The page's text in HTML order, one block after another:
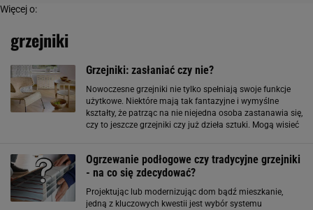
Więcej o:
grzejniki
Grzejniki: zasłaniać czy nie?
Nowoczesne grzejniki nie tylko spełniają swoje funkcje
użytkowe. Niektóre mają tak fantazyjne i wymyślne
kształty, że patrząc na nie niejedna osoba zastanawia się,
czy to jeszcze grzejniki czy już dzieła sztuki. Mogą wisieć
Ogrzewanie podłogowe czy tradycyjne grzejniki
- na co się zdecydować?
Projektując lub modernizując dom bądź mieszkanie,
jedną z kluczowych kwestii jest wybór systemu